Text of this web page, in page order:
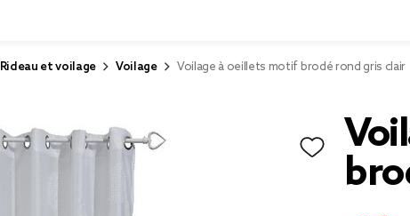
Rideau et voilage Voilage Voilage à oeillets motif brodé rond gris clair